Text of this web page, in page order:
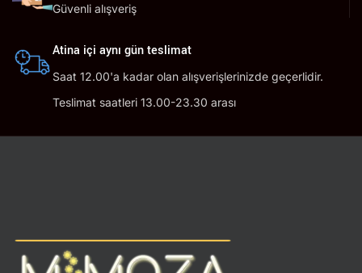
Güvenli alışveriş
Atina içi aynı gün teslimat
Saat 12.00'a kadar olan alışverişlerinizde geçerlidir.
Teslimat saatleri 13.00-23.30 arası